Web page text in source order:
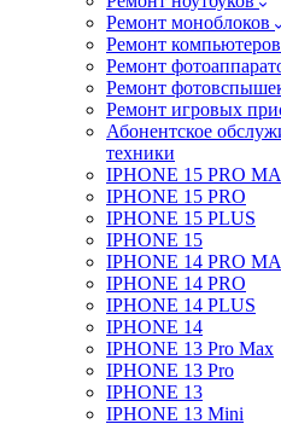
Ремонт моноблоков
Ремонт компьютеров
Ремонт
Ремонт
Ремонт игровых
Абонентское
техники
IPHONE 15 PRO
IPHONE 15 PRO
IPHONE 15 PLUS
IPHONE 15
IPHONE 14 PRO
IPHONE 14 PRO
IPHONE 14 PLUS
IPHONE 14
IPHONE 13 Pro Max
IPHONE 13 Pro
IPHONE 13
IPHONE 13 Mini